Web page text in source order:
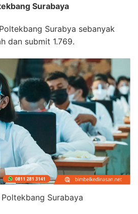
Surabaya
Surabya sebanyak
dan submit 1.769.
Poltekbang Surabaya